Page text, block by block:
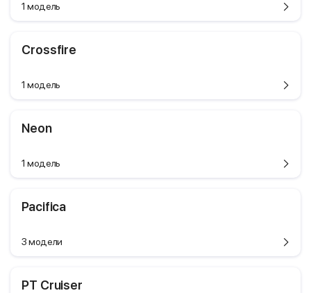
1 модель
Crossfire
1 модель
Neon
1 модель
Pacifica
3 модели
PT Cruiser